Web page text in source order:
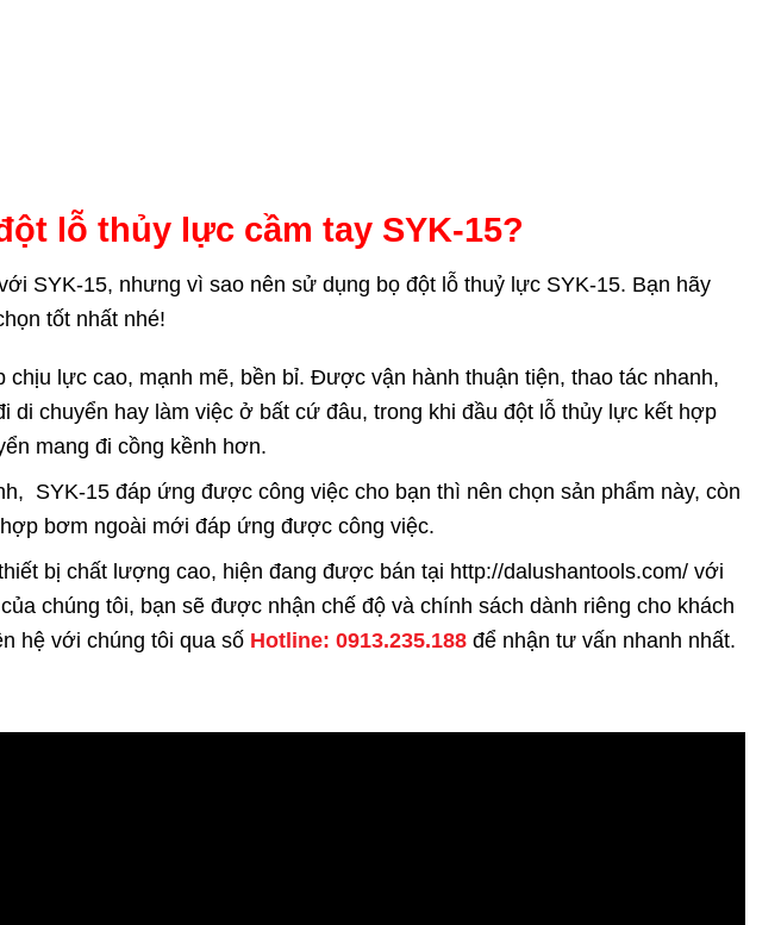
lỗ thủy lực cầm tay SYK-15?
SYK-15, nhưng vì sao nên sử dụng bọ đột lỗ thuỷ lực SYK-15. Bạn hãy
tốt nhất nhé!
lực cao, mạnh mẽ, bền bỉ. Được vận hành thuận tiện, thao tác nhanh,
di chuyển hay làm việc ở bất cứ đâu, trong khi đầu đột lỗ thủy lực kết hợp
mang đi cồng kềnh hơn.
SYK-15 đáp ứng được công việc cho bạn thì nên chọn sản phẩm này, còn
bơm ngoài mới đáp ứng được công việc.
bị chất lượng cao, hiện đang được bán tại http://dalushantools.com/ với
chúng tôi, bạn sẽ được nhận chế độ và chính sách dành riêng cho khách
hệ với chúng tôi qua số Hotline: 0913.235.188 để nhận tư vấn nhanh nhất.